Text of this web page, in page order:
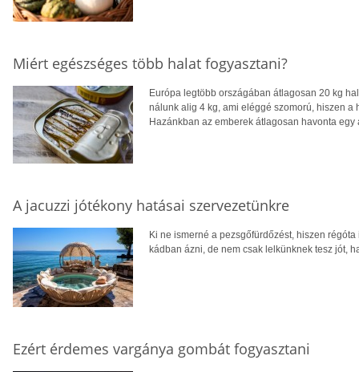
Miért egészséges több halat fogyasztani?
Európa legtöbb országában átlagosan 20 kg
nálunk alig 4 kg, ami eléggé szomorú, hiszen
Hazánkban az emberek átlagosan havonta
A jacuzzi jótékony hatásai szervezetünkre
Ki ne ismerné a pezsgőfürdőzést, hiszen
kádban ázni, de nem csak lelkünknek tesz jót,
Ezért érdemes vargánya gombát fogyasztani